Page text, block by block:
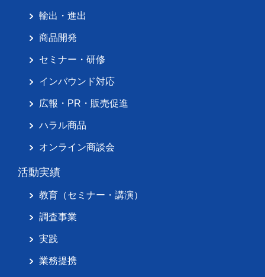
輸出・進出
商品開発
セミナー・研修
インバウンド対応
広報・PR・販売促進
ハラル商品
オンライン商談会
活動実績
教育（セミナー・講演）
調査事業
実践
業務提携